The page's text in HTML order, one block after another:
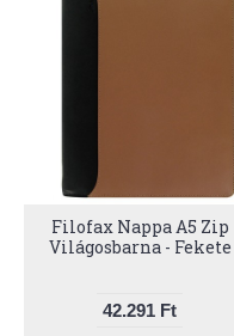
Filofax Nappa A5 Zip
Világosbarna - Fekete
42.291 Ft